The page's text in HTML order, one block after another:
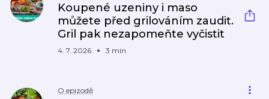
Koupené uzeniny i maso
můžete před grilováním zaudit.
Gril pak nezapomeňte vyčistit
4. 7. 2026 3 min
O epizodě